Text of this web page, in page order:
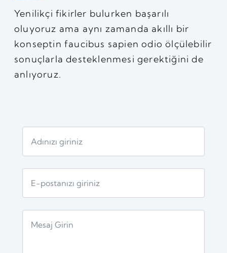
Yenilikçi fikirler bulurken başarılı
oluyoruz ama aynı zamanda akıllı bir
konseptin faucibus sapien odio ölçülebilir
sonuçlarla desteklenmesi gerektiğini de
anlıyoruz.